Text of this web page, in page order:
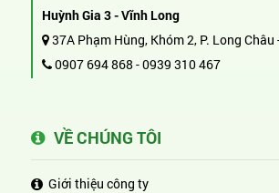
Huỳnh Gia 3 - Vĩnh Long
37A Phạm Hùng, Khóm 2, P. Long Châu
0907 694 868 -0939 310 467
VỀ CHÚNG TÔI
Giới thiệu công ty